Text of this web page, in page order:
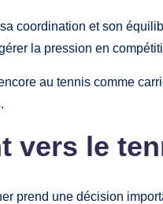
coordination et son
la pression en
au tennis comme
vers le
prend une décision